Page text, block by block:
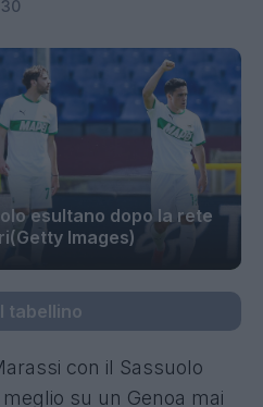
esultano dopo la rete
Images)
tabellino
con il Sassuolo
su un Genoa mai